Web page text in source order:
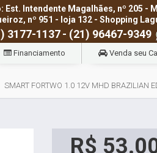
Est. Intendente Magalhães, nº 205 -
nº 951 - loja 132 - Shopping
3177-1137- (21) 96467-9349
Financiamento Venda seu
SMART FORTWO 1.0 12V MHD BRAZILIAN
R$